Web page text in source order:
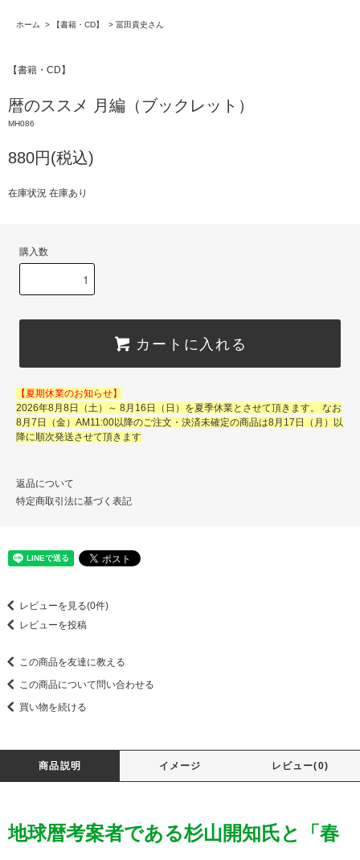
ホーム > 【書籍・CD】 > 冨田貴史さん
【書籍・CD】
暦のススメ 月編（ブックレット）
MH086
880円(税込)
在庫状況 在庫あり
購入数
カートに入れる
【夏期休業のお知らせ】
2026年8月8日（土）～ 8月16日（日）を夏季休業とさせて頂きます。 なお
8月7日（金）AM11:00以降のご注文・決済未確定の商品は8月17日（月）以
降に順次発送させて頂きます
返品について
特定商取引法に基づく表記
レビューを見る(0件)
レビューを投稿
この商品を友達に教える
この商品について問い合わせる
買い物を続ける
商品説明 イメージ レビュー(0)
地球暦考案者である杉山開知氏と「春